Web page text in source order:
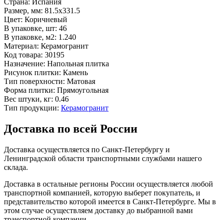
Страна: Испания
Размер, мм: 81.5x331.5
Цвет: Коричневый
В упаковке, шт: 46
В упаковке, м2: 1.240
Материал: Керамогранит
Код товара: 30195
Назначение: Напольная плитка
Рисунок плитки: Камень
Тип поверхности: Матовая
Форма плитки: Прямоугольная
Вес штуки, кг: 0.46
Тип продукции: Керамогранит
Доставка по всей России
Доставка осуществляется по Санкт-Петербургу и
Ленинградской области транспортными службами нашего
склада.
Доставка в остальные регионы России осуществляется любой
транспортной компанией, которую выберет покупатель, и
представительство которой имеется в Санкт-Петербурге. Мы в
этом случае осуществляем доставку до выбранной вами